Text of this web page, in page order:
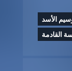
الأسد